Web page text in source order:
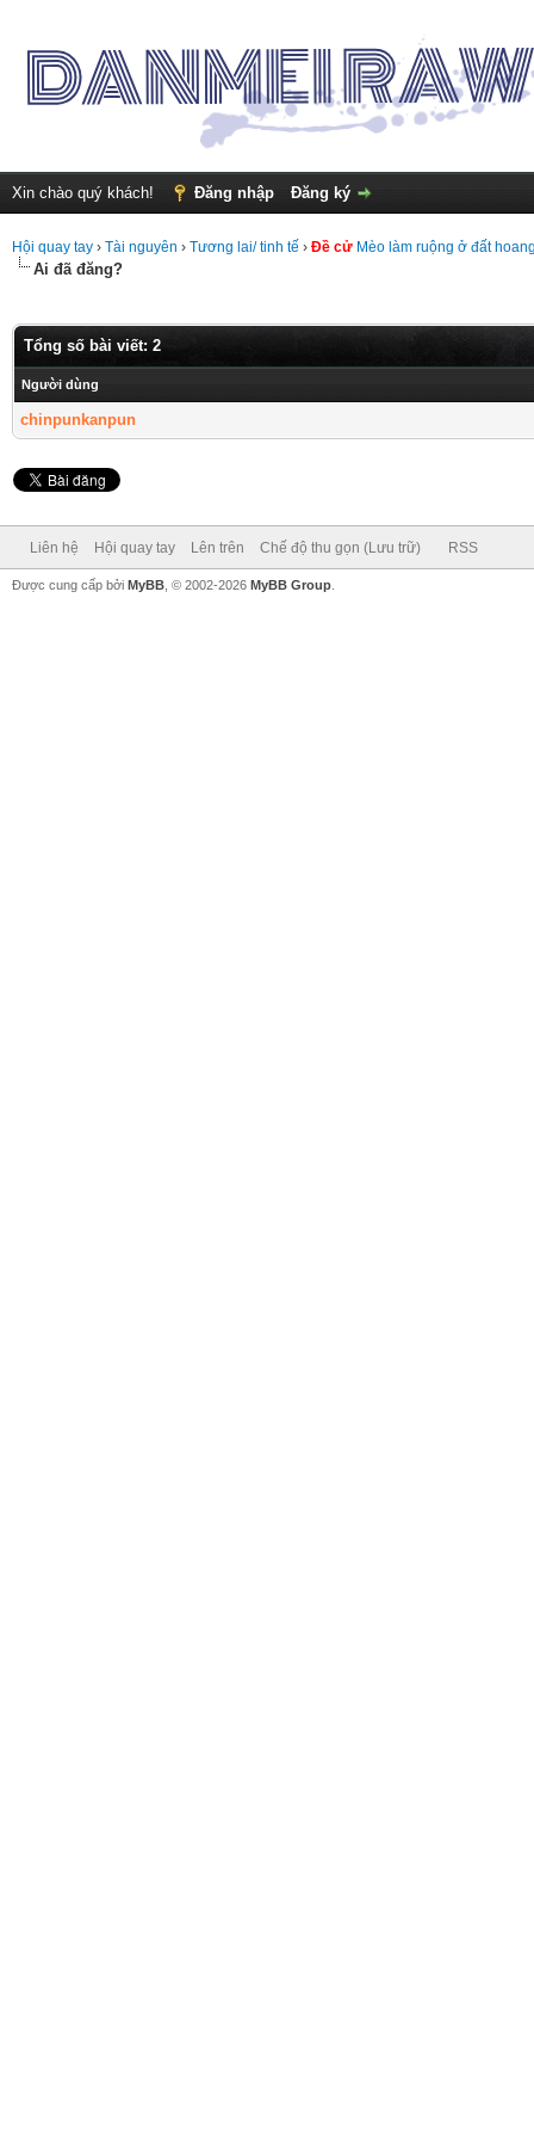
Xin chào quý khách! Đăng nhập Đăng ký
Hội quay tay › Tài nguyên › Tương lai/ tinh tế › Đề cử Mèo làm ruộng ở đất
Ai đã đăng?
Tổng số bài viết: 2
Người dùng
chinpunkanpun
Liên hệ Hội quay tay Lên trên Chế độ thu gọn (Lưu trữ) RSS
Được cung cấp bởi MyBB , © 2002-2026 MyBB Group